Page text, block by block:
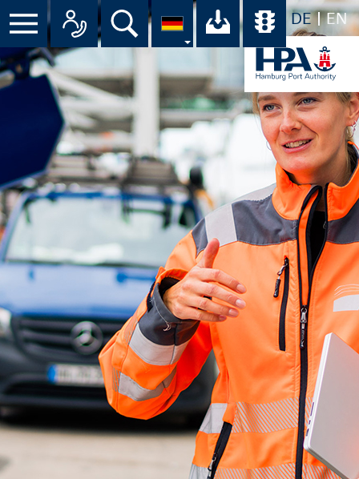
DE EN
Menü Alle Ansprechpartner im
Suche Ihr Download-